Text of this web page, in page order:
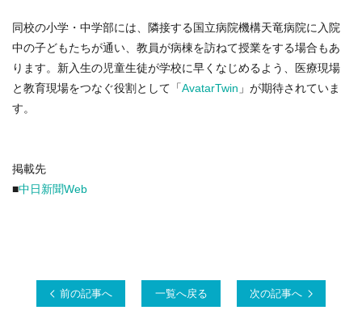
同校の小学・中学部には、隣接する国立病院機構天竜病院に入院
中の子どもたちが通い、教員が病棟を訪ねて授業をする場合もあ
ります。新入生の児童生徒が学校に早くなじめるよう、医療現場
と教育現場をつなぐ役割として「AvatarTwin 」が期待されていま
す。
掲載先
■中日新聞Web
前の記事へ 一覧へ戻る 次の記事へ